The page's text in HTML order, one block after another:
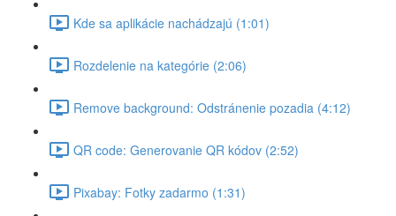
Kde sa aplikácie nachádzajú (1:01)
Rozdelenie na kategórie (2:06)
Remove background: Odstránenie pozadia (4:12)
QR code: Generovanie QR kódov (2:52)
Pixabay: Fotky zadarmo (1:31)